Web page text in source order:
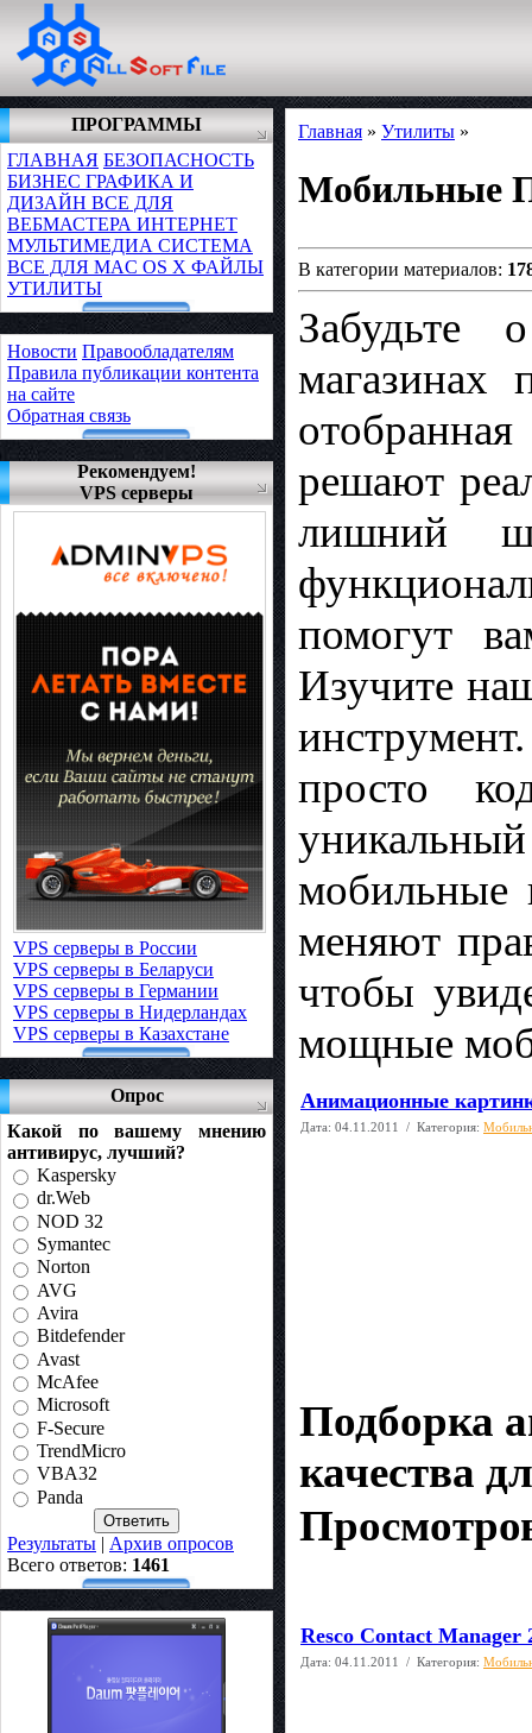
ПРОГРАММЫ
ГЛАВНАЯ БЕЗОПАСНОСТЬ
БИЗНЕС ГРАФИКА И
ДИЗАЙН ВСЕ ДЛЯ
ВЕБМАСТЕРА ИНТЕРНЕТ
МУЛЬТИМЕДИА СИСТЕМА
ВСЕ ДЛЯ MAC OS X ФАЙЛЫ
УТИЛИТЫ
Новости Правообладателям
Правила публикации контента
на сайте
Обратная связь
Рекомендуем!
VPS серверы
VPS серверы в России
VPS серверы в Беларуси
VPS серверы в Германии
VPS серверы в Нидерландах
VPS серверы в Казахстане
Опрос
Какой по вашему мнению
антивирус, лучший?
Kaspersky
dr.Web
NOD 32
Symantec
Norton
AVG
Avira
Bitdefender
Avast
McAfee
Microsoft
F-Secure
TrendMicro
VBA32
Panda
Результаты | Архив опросов
Всего ответов: 1461
Главная » Утилиты »
Мобильные
В категории материалов:
Забудьте
решают
лишний
помогут
Изучите
просто
мобильные
меняют
чтобы
мощные
Анимационные
Дата: 04.11.2011 / Категория:
Подборка
качества
Resco Contact Manager
Дата: 04.11.2011 / Категория: